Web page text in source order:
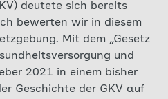
deutete sich bereits
bewerten wir in diesem
Mit dem „Gesetz
und
2021 in einem bisher
Geschichte der GKV auf